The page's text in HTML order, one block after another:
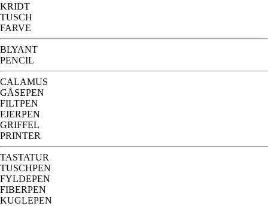
KRIDT
TUSCH
FARVE
BLYANT
PENCIL
CALAMUS
GÅSEPEN
FILTPEN
FJERPEN
GRIFFEL
PRINTER
TASTATUR
TUSCHPEN
FYLDEPEN
FIBERPEN
KUGLEPEN